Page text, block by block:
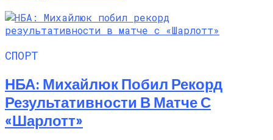
СПОРТ
НБА: Михайлюк Побил Рекорд
Результативности В Матче С
«Шарлотт»